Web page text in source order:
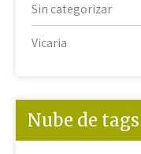
Sin categorizar
Vicaria
Nube de tags